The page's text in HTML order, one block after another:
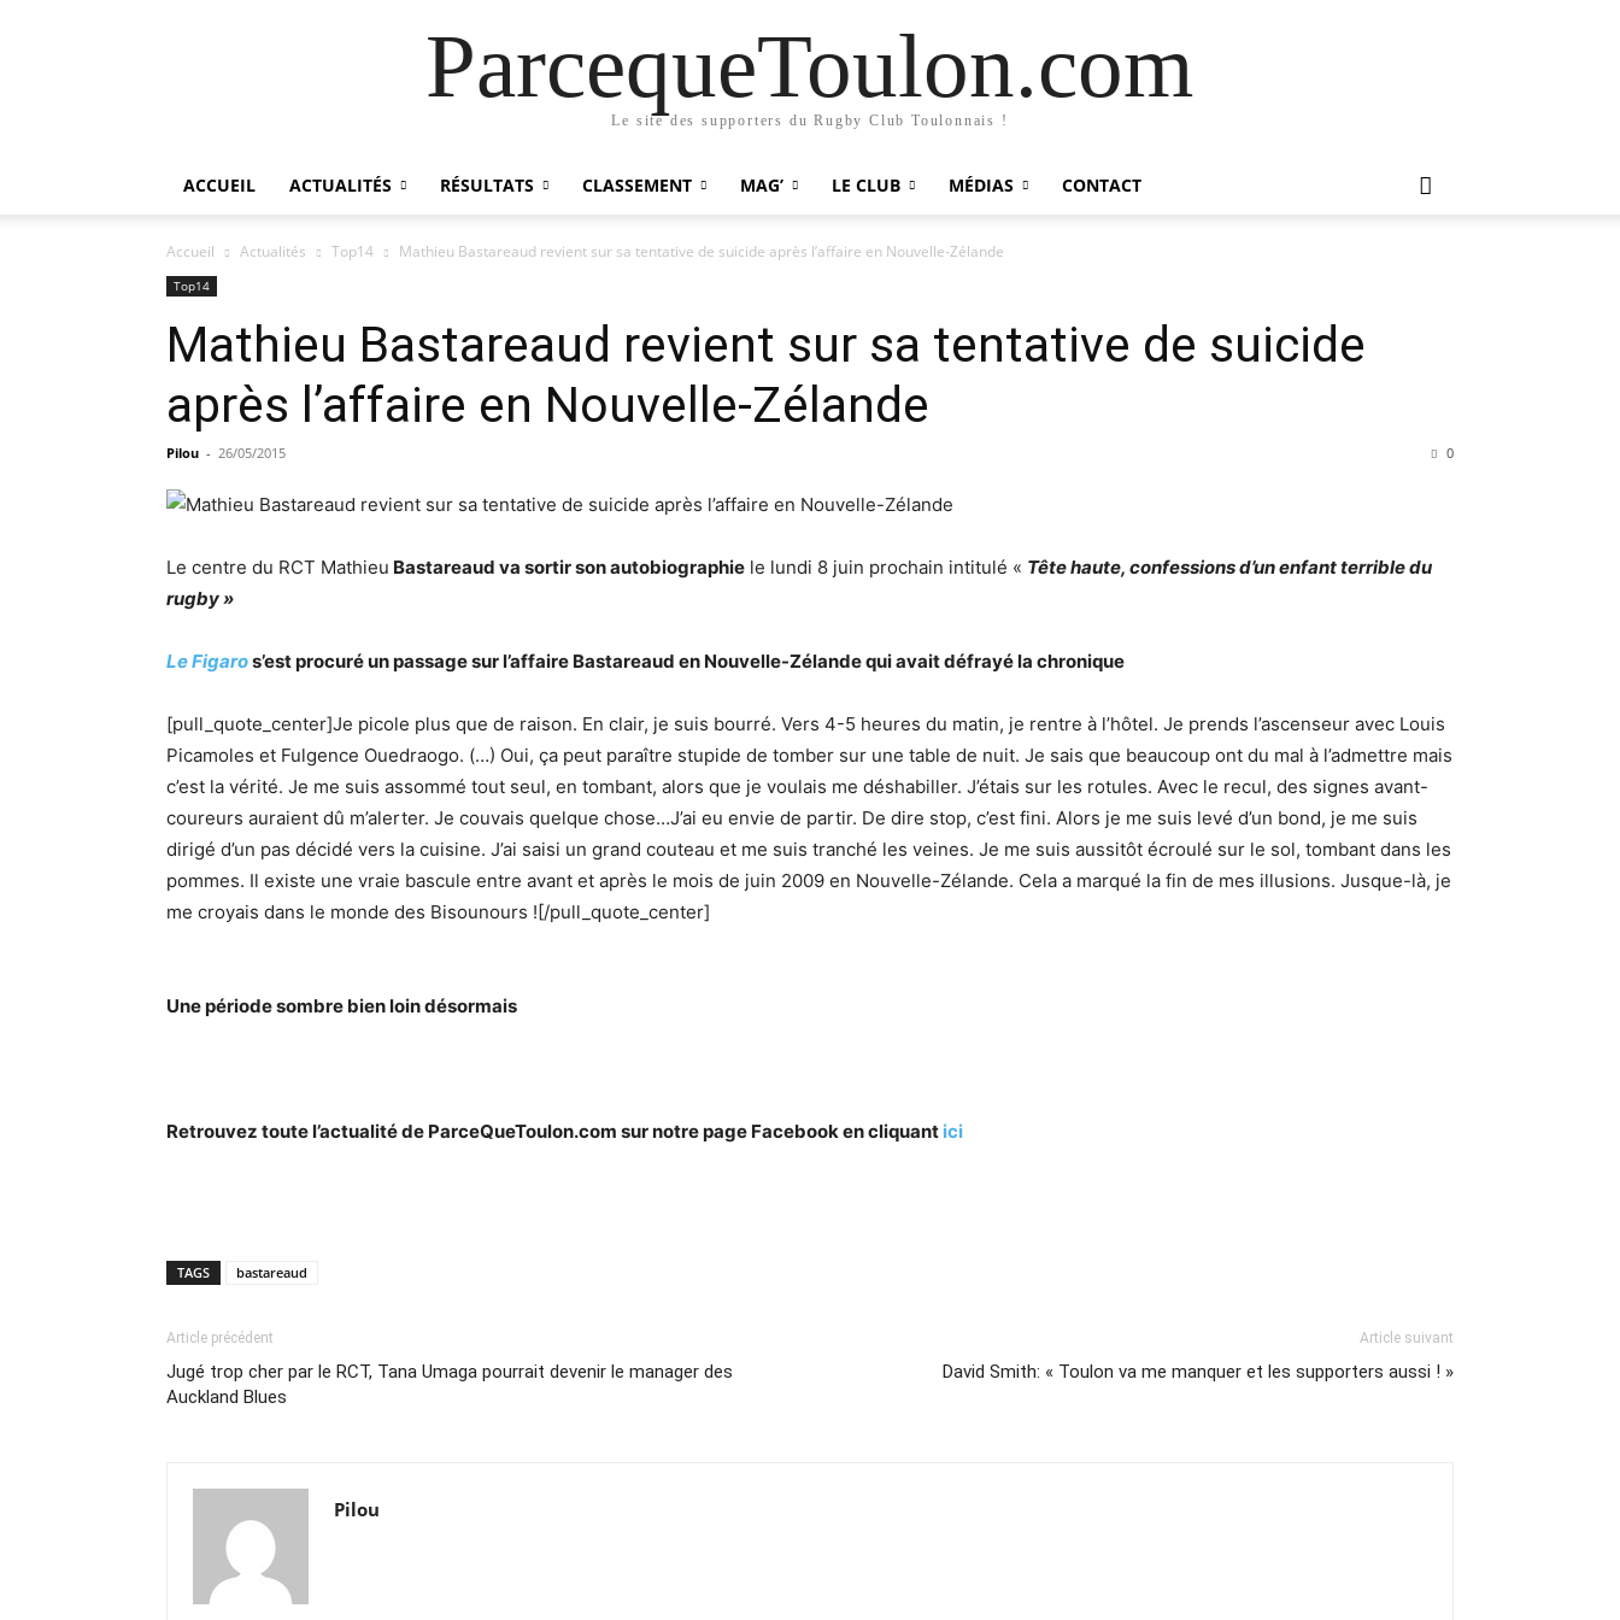
ParcequeToulon.com
Le site des supporters du Rugby Club Toulonnais !
ACCUEIL ACTUALITÉS RÉSULTATS CLASSEMENT MAG’ LE CLUB MÉDIAS CONTACT
Accueil Actualités Top14 Mathieu Bastareaud revient sur sa tentative de suicide après l’affaire en Nouvelle-Zélande
Top14
Mathieu Bastareaud revient sur sa tentative de suicide
après l’affaire en Nouvelle-Zélande
Pilou - 26/05/2015 0
Le centre du RCT Mathieu Bastareaud va sortir son autobiographie le lundi 8 juin prochain intitulé « Tête haute, confessions d’un enfant terrible du
rugby »
Le Figaros’est procuré un passage sur l’affaire Bastareaud en Nouvelle-Zélande qui avait défrayé la chronique
[pull_quote_center]Je picole plus que de raison. En clair, je suis bourré. Vers 4-5 heures du matin, je rentre à l’hôtel. Je prends l’ascenseur avec Louis
Picamoles et Fulgence Ouedraogo. (…) Oui, ça peut paraître stupide de tomber sur une table de nuit. Je sais que beaucoup ont du mal à l’admettre mais
c’est la vérité. Je me suis assommé tout seul, en tombant, alors que je voulais me déshabiller. J’étais sur les rotules. Avec le recul, des signes avant-
coureurs auraient dû m’alerter. Je couvais quelque chose…J’ai eu envie de partir. De dire stop, c’est fini. Alors je me suis levé d’un bond, je me suis
dirigé d’un pas décidé vers la cuisine. J’ai saisi un grand couteau et me suis tranché les veines. Je me suis aussitôt écroulé sur le sol, tombant dans les
pommes. Il existe une vraie bascule entre avant et après le mois de juin 2009 en Nouvelle-Zélande. Cela a marqué la fin de mes illusions. Jusque-là, je
me croyais dans le monde des Bisounours ![/pull_quote_center]
Une période sombre bien loin désormais
Retrouvez toute l’actualité de ParceQueToulon.com sur notre page Facebook en cliquant ici
TAGS bastareaud
Article précédent
Jugé trop cher par le RCT, Tana Umaga pourrait devenir le manager des
Auckland Blues
Article suivant
David Smith: « Toulon va me manquer et les supporters aussi ! »
Pilou